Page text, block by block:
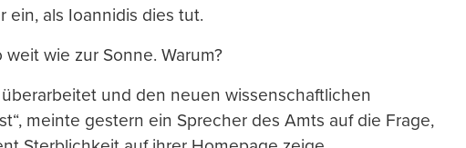
ein, als Ioannidis dies tut.
wie zur Sonne. Warum?
überarbeitet und den neuen wissenschaftlichen
meinte gestern ein Sprecher des Amts auf die Frage,